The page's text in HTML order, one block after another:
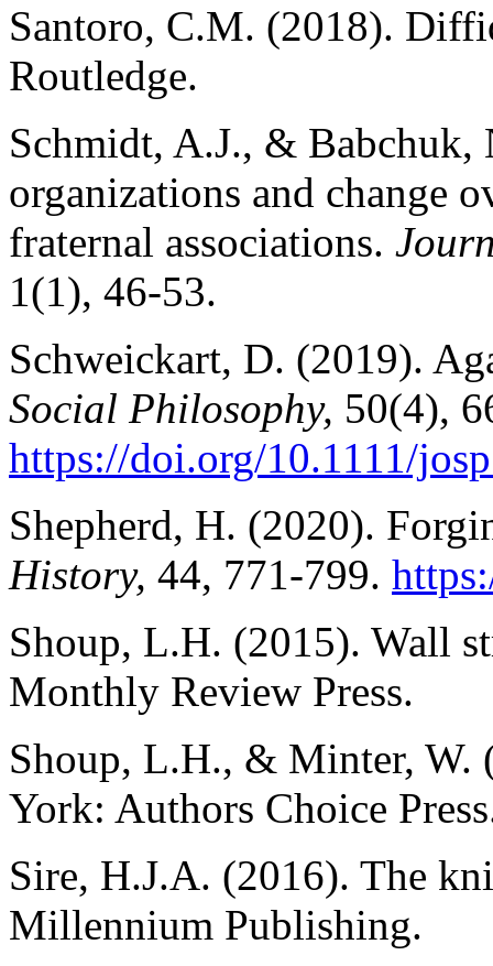
Santoro, C.M. (2018).
Routledge.
Schmidt, A.J., &
organizations and change
fraternal associations.
1(1), 46-53.
Schweickart, D. (2019).
Social Philosophy, 50(4),
https://doi.org/10.1111/
Shepherd, H. (2020).
History, 44, 771-799.
Shoup, L.H. (2015). Wall
Monthly Review Press.
Shoup, L.H., & Minter, W.
York: Authors Choice
Sire, H.J.A. (2016). The
Millennium Publishing.